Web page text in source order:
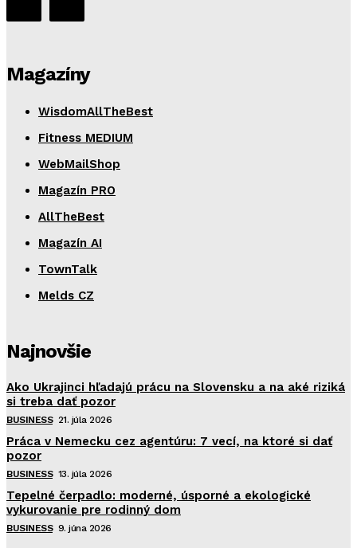
Magazíny
WisdomAllTheBest
Fitness MEDIUM
WebMailShop
Magazín PRO
AllTheBest
Magazín AI
TownTalk
Melds CZ
Najnovšie
Ako Ukrajinci hľadajú prácu na Slovensku a na aké riziká
si treba dať pozor
BUSINESS 21. júla 2026
Práca v Nemecku cez agentúru: 7 vecí, na ktoré si dať
pozor
BUSINESS 13. júla 2026
Tepelné čerpadlo: moderné, úsporné a ekologické
vykurovanie pre rodinný dom
BUSINESS 9. júna 2026